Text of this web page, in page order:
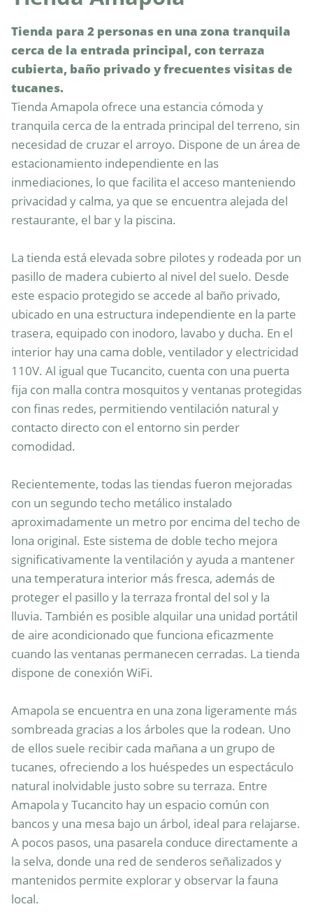
Tienda para 2 personas en una zona tranquila
cerca de la entrada principal, con terraza
cubierta, baño privado y frecuentes visitas de
tucanes.
Tienda Amapola ofrece una estancia cómoda y
tranquila cerca de la entrada principal del terreno, sin
necesidad de cruzar el arroyo. Dispone de un área de
estacionamiento independiente en las
inmediaciones, lo que facilita el acceso manteniendo
privacidad y calma, ya que se encuentra alejada del
restaurante, el bar y la piscina.
La tienda está elevada sobre pilotes y rodeada por un
pasillo de madera cubierto al nivel del suelo. Desde
este espacio protegido se accede al baño privado,
ubicado en una estructura independiente en la parte
trasera, equipado con inodoro, lavabo y ducha. En el
interior hay una cama doble, ventilador y electricidad
110V. Al igual que Tucancito, cuenta con una puerta
fija con malla contra mosquitos y ventanas protegidas
con finas redes, permitiendo ventilación natural y
contacto directo con el entorno sin perder
comodidad.
Recientemente, todas las tiendas fueron mejoradas
con un segundo techo metálico instalado
aproximadamente un metro por encima del techo de
lona original. Este sistema de doble techo mejora
significativamente la ventilación y ayuda a mantener
una temperatura interior más fresca, además de
proteger el pasillo y la terraza frontal del sol y la
lluvia. También es posible alquilar una unidad portátil
de aire acondicionado que funciona eficazmente
cuando las ventanas permanecen cerradas. La tienda
dispone de conexión WiFi.
Amapola se encuentra en una zona ligeramente más
sombreada gracias a los árboles que la rodean. Uno
de ellos suele recibir cada mañana a un grupo de
tucanes, ofreciendo a los huéspedes un espectáculo
natural inolvidable justo sobre su terraza. Entre
Amapola y Tucancito hay un espacio común con
bancos y una mesa bajo un árbol, ideal para relajarse.
A pocos pasos, una pasarela conduce directamente a
la selva, donde una red de senderos señalizados y
mantenidos permite explorar y observar la fauna
local.